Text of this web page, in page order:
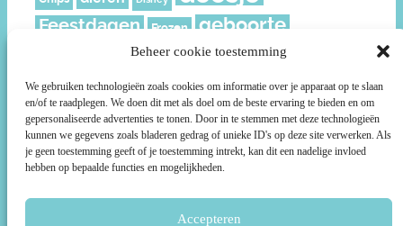
Beheer cookie toestemming
We gebruiken technologieën zoals cookies om informatie over je apparaat op te slaan
en/of te raadplegen. We doen dit met als doel om de beste ervaring te bieden en om
gepersonaliseerde advertenties te tonen. Door in te stemmen met deze technologieën
kunnen we gegevens zoals bladeren gedrag of unieke ID's op deze site verwerken. Als
je geen toestemming geeft of je toestemming intrekt, kan dit een nadelige invloed
hebben op bepaalde functies en mogelijkheden.
Accepteren
Feestdagen Frozen geboorte
geschenkverpakking Juf
knijpfruit leeftijd meisje Mickey Moederdag
muisjes Nederland Piraat politie
Prikkers Prinsessen Ridder roze rozen
ruitjes Schild smiley Social media